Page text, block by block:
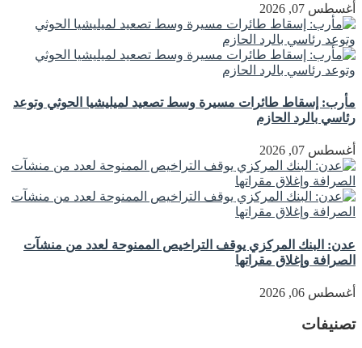
أغسطس 07, 2026
مأرب: إسقاط طائرات مسيرة وسط تصعيد لميليشيا الحوثي وتوعد
رئاسي بالرد الحازم
أغسطس 07, 2026
عدن: البنك المركزي يوقف التراخيص الممنوحة لعدد من منشآت
الصرافة وإغلاق مقراتها
أغسطس 06, 2026
تصنيفات